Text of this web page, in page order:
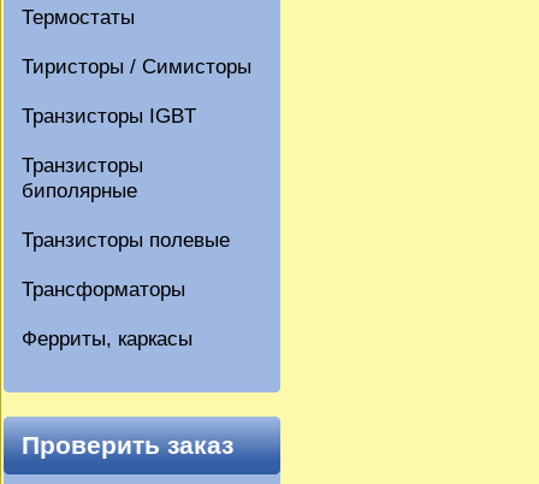
Термостаты
Тиристоры / Симисторы
Транзисторы IGBT
Транзисторы
биполярные
Транзисторы полевые
Трансформаторы
Ферриты, каркасы
Проверить заказ